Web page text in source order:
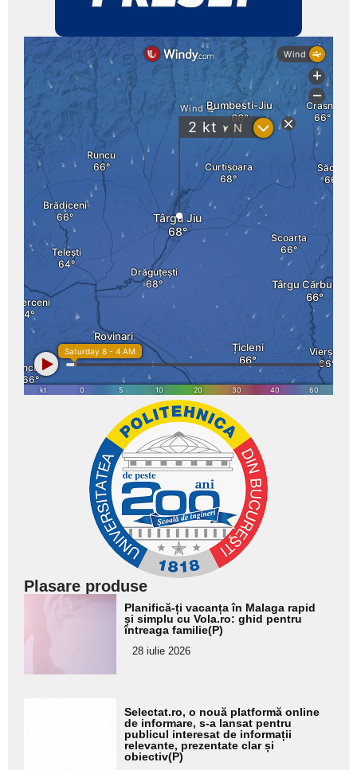
Plasare produse
Adaugă
pentru
Planifică-ți vacanța în Malaga rapid
și simplu cu Vola.ro: ghid pentru
întreaga familie(P)
28 iulie 2026
Selectat.ro, o nouă platformă online
de informare, s-a lansat pentru
publicul interesat de informații
relevante, prezentate clar și
obiectiv(P)